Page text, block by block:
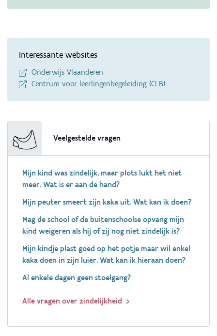
Interessante websites
Onderwijs Vlaanderen
Centrum voor leerlingenbegeleiding (CLB)
Veelgestelde vragen
Mijn kind was zindelijk, maar plots lukt het niet
meer. Wat is er aan de hand?
Mijn peuter smeert zijn kaka uit. Wat kan ik doen?
Mag de school of de buitenschoolse opvang mijn
kind weigeren als hij of zij nog niet zindelijk is?
Mijn kindje plast goed op het potje maar wil enkel
kaka doen in zijn luier. Wat kan ik hieraan doen?
Al enkele dagen geen stoelgang?
Alle vragen over zindelijkheid